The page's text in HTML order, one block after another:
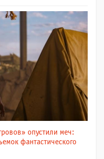
опустили меч:
фантастического